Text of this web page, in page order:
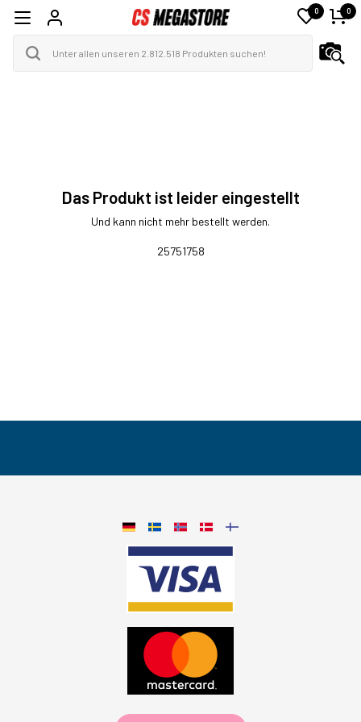
0 0
Das Produkt ist leider eingestellt
Und kann nicht mehr bestellt werden.
25751758